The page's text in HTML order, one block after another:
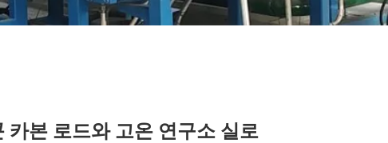
카본 로드와 고온 연구소 실로